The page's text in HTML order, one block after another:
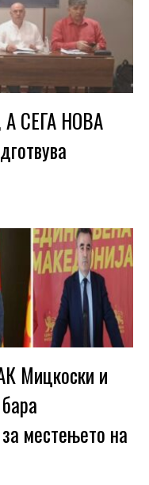
СЕГА НОВА
Мицкоски и
местењето на